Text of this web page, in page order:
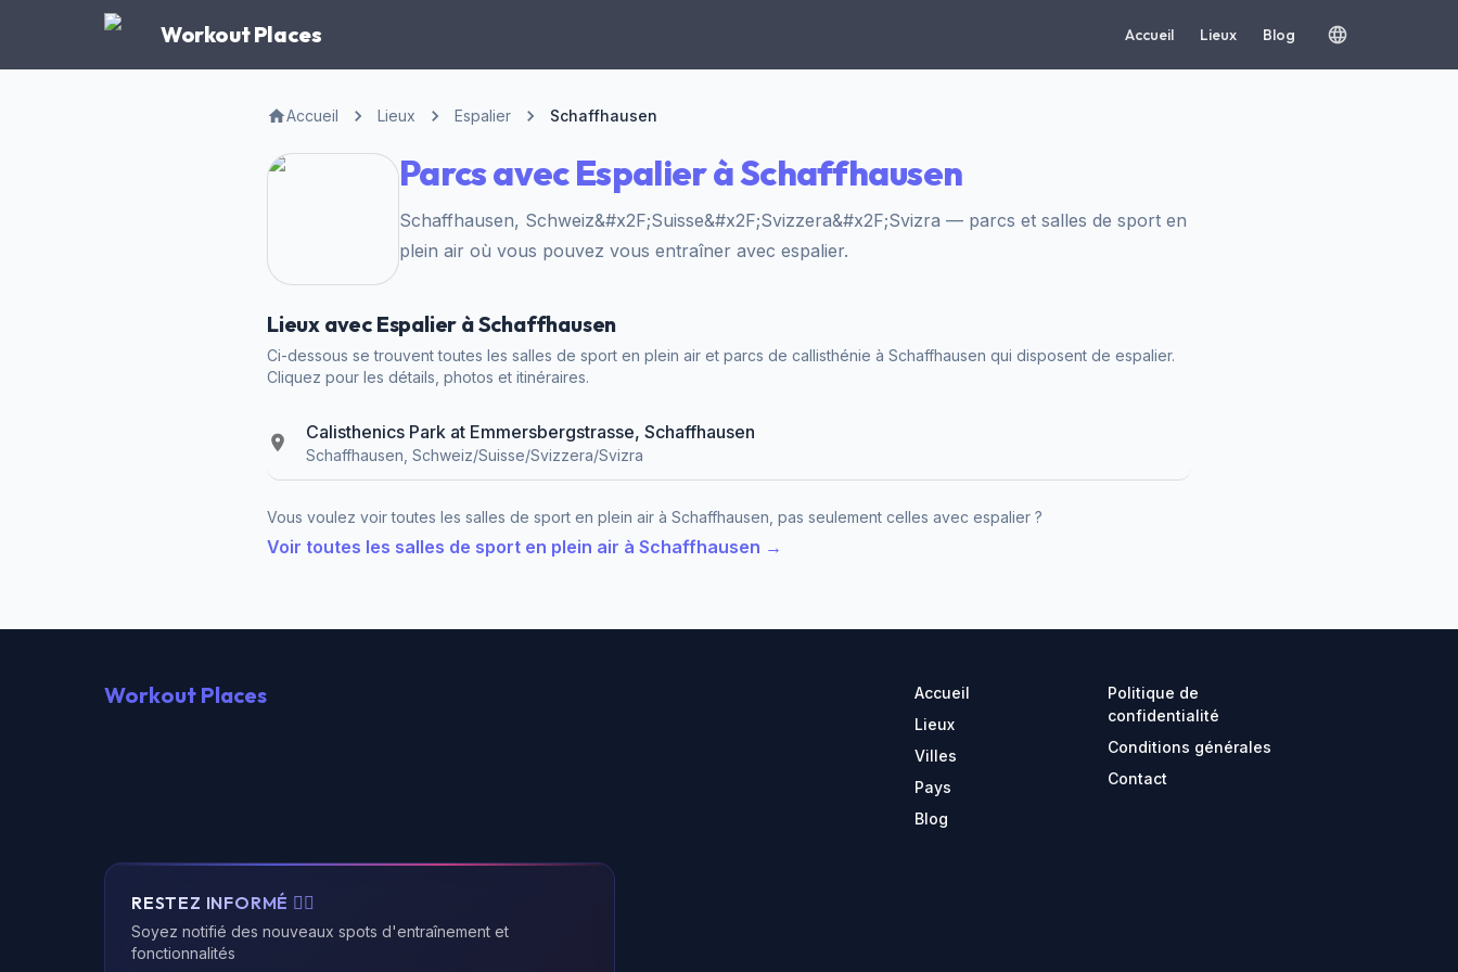
Workout Places Accueil Lieux Blog
Accueil Lieux Espalier Schaffhausen
Parcs avec Espalier à Schaffhausen
Schaffhausen, Schweiz&#x2F;Suisse&#x2F;Svizzera&#x2F;Svizra — parcs et salles de sport en
plein air où vous pouvez vous entraîner avec espalier.
Lieux avec Espalier à Schaffhausen
Ci-dessous se trouvent toutes les salles de sport en plein air et parcs de callisthénie à Schaffhausen qui disposent de espalier.
Cliquez pour les détails, photos et itinéraires.
Calisthenics Park at Emmersbergstrasse, Schaffhausen
Schaffhausen, Schweiz/Suisse/Svizzera/Svizra
Vous voulez voir toutes les salles de sport en plein air à Schaffhausen, pas seulement celles avec espalier ?
Voir toutes les salles de sport en plein air à Schaffhausen →
Workout Places
Accueil
Lieux
Villes
Pays
Blog
Politique de
confidentialité
Conditions générales
Contact
RESTEZ INFORMÉ 🏃‍♂️
Soyez notifié des nouveaux spots d'entraînement et
fonctionnalités